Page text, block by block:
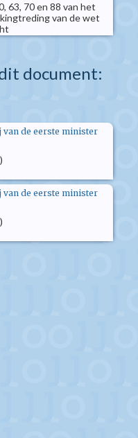
63, 70 en 88 van het
van de wet
document:
de eerste minister
de eerste minister